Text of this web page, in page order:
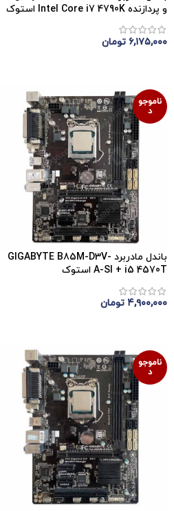
و پردازنده Intel Core i7 4790K استوک
۶,۱۷۵,۰۰۰ تومان
ناموجو
د
باندل مادربرد GIGABYTE B85M-D3V-
A-SI + i5 4570T استوک
۴,۹۰۰,۰۰۰ تومان
ناموجو
د